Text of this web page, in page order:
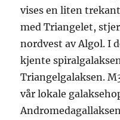
vises en liten
med Triangelet,
nordvest av Algol. I
kjente
Triangelgalaksen.
vår lokale